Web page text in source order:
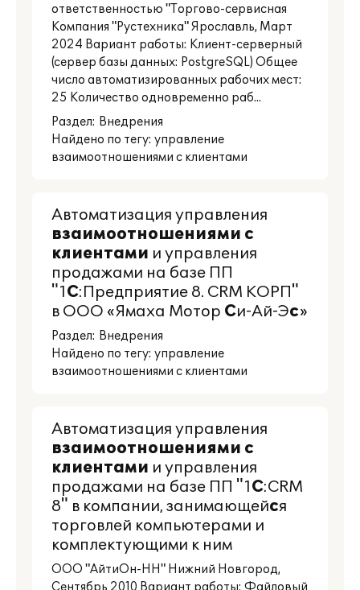
ответственностью "Торгово-сервисная
Компания "Рустехника" Ярославль, Март
2024 Вариант работы: Клиент-серверный
(сервер базы данных: PostgreSQL) Общее
число автоматизированных рабочих мест:
25 Количество одновременно раб...
Раздел: Внедрения
Найдено по тегу: управление
взаимоотношениями с клиентами
Автоматизация управления
взаимоотношениями с
клиентами и управления
продажами на базе ПП
"1С:Предприятие 8. CRM КОРП"
в ООО «Ямаха Мотор Си-Ай-Эс»
Раздел: Внедрения
Найдено по тегу: управление
взаимоотношениями с клиентами
Автоматизация управления
взаимоотношениями с
клиентами и управления
продажами на базе ПП "1С:CRM
8" в компании, занимающейся
торговлей компьютерами и
комплектующими к ним
ООО "АйтиОн-НН" Нижний Новгород,
Сентябрь 2010 Вариант работы: Файловый